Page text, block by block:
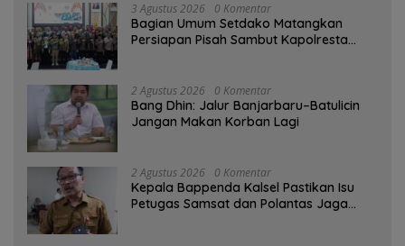
3 Agustus 2026 0 Komentar
Bagian Umum Setdako Matangkan
Persiapan Pisah Sambut Kapolresta
2 Agustus 2026 0 Komentar
Bang Dhin: Jalur Banjarbaru–Batulicin
Jangan Makan Korban Lagi
2 Agustus 2026 0 Komentar
Kepala Bappenda Kalsel Pastikan Isu
Petugas Samsat dan Polantas Jaga